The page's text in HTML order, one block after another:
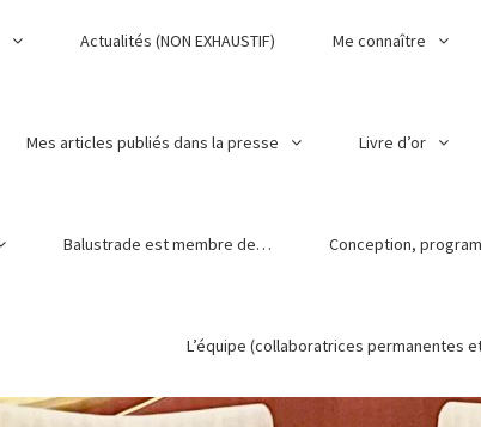
Actualités (NON EXHAUSTIF) Me connaître
Mes articles publiés dans la presse Livre d’or
Balustrade est membre de… Conception,
L’équipe (collaboratrices permanentes